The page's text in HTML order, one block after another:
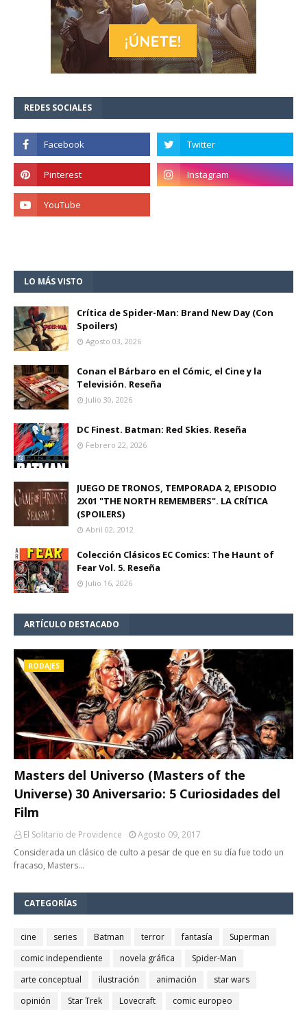
REDES SOCIALES
LO MÁS VISTO
Crítica de Spider-Man: Brand New Day (Con
Spoilers)
Agosto 03, 2026
Conan el Bárbaro en el Cómic, el Cine y la
Televisión. Reseña
Julio 30, 2026
DC Finest. Batman: Red Skies. Reseña
Febrero 22, 2026
JUEGO DE TRONOS, TEMPORADA 2, EPISODIO
2X01 "THE NORTH REMEMBERS". LA CRÍTICA
(SPOILERS)
Abril 02, 2012
Colección Clásicos EC Comics: The Haunt of
Fear Vol. 5. Reseña
Julio 16, 2026
ARTÍCULO DESTACADO
RODAJES
Masters del Universo (Masters of the
Universe) 30 Aniversario: 5 Curiosidades del
Film
El Solitario de Providence
Agosto 09, 2017
Considerada un clásico de culto a pesar de que en su día fue todo un
fracaso, Masters…
CATEGORÍAS
cine series Batman terror fantasía
Superman
comic independiente
novela gráfica
Spider-Man
arte conceptual
ilustración animación
star wars
opinión
Star Trek Lovecraft comic europeo